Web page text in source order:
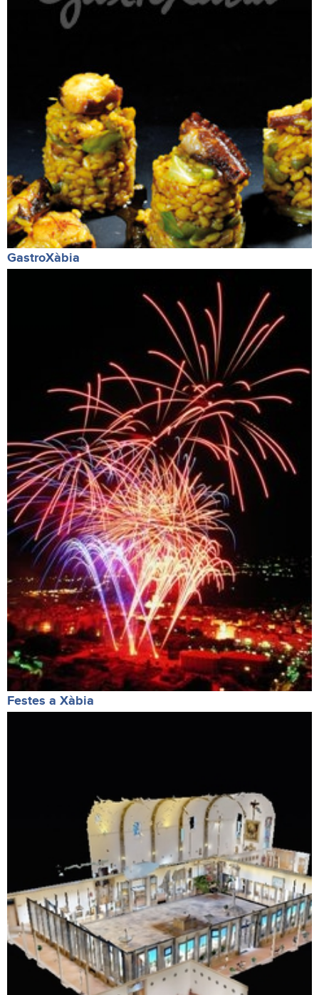
GastroXàbia
Festes a Xàbia